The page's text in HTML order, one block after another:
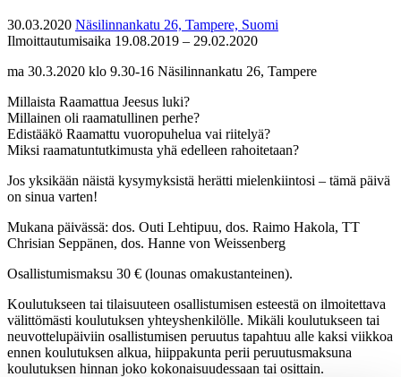
30.03.2020 Näsilinnankatu 26, Tampere, Suomi
Ilmoittautumisaika 19.08.2019 – 29.02.2020
ma 30.3.2020 klo 9.30-16 Näsilinnankatu 26, Tampere
Millaista Raamattua Jeesus luki?
Millainen oli raamatullinen perhe?
Edistääkö Raamattu vuoropuhelua vai riitelyä?
Miksi raamatuntutkimusta yhä edelleen rahoitetaan?
Jos yksikään näistä kysymyksistä herätti mielenkiintosi – tämä päivä
on sinua varten!
Mukana päivässä: dos. Outi Lehtipuu, dos. Raimo Hakola, TT
Chrisian Seppänen, dos. Hanne von Weissenberg
Osallistumismaksu 30 € (lounas omakustanteinen).
Koulutukseen tai tilaisuuteen osallistumisen esteestä on ilmoitettava
välittömästi koulutuksen yhteyshenkilölle. Mikäli koulutukseen tai
neuvottelupäiviin osallistumisen peruutus tapahtuu alle kaksi viikkoa
ennen koulutuksen alkua, hiippakunta perii peruutusmaksuna
koulutuksen hinnan joko kokonaisuudessaan tai osittain.